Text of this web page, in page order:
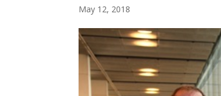
May 12, 2018